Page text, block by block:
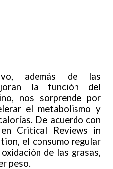
además de las
la función del
nos sorprende por
el metabolismo y
De acuerdo con
Critical Reviews in
el consumo regular
de las grasas,
peso.